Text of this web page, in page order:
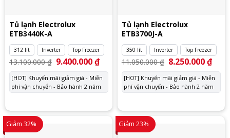
Tủ lạnh Electrolux
ETB3440K-A
312 lít Inverter Top Freezer
13.100.000₫ Giá
gốc
là:
13.100.000 ₫.
9.400.000₫Giá
tại
là:
9.400.000 ₫.
[HOT] Khuyến mãi giảm giá - Miễn
phí vận chuyển - Bảo hành 2 năm
Tủ lạnh Electrolux
ETB3700J-A
350 lít Inverter Top Freezer
11.050.000₫ Giá
gốc
là:
11.050.000 ₫.
8.250.000₫Giá
tại
là:
[HOT] Khuyến mãi giảm giá - Miễn
phí vận chuyển - Bảo hành 2 năm
Giảm 32% Giảm 23%